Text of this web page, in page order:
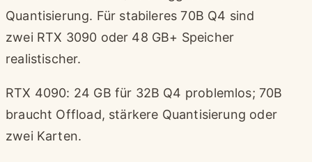
Quantisierung. Für stabileres 70B Q4 sind
zwei RTX 3090 oder 48 GB+ Speicher
realistischer.
RTX 4090: 24 GB für 32B Q4 problemlos; 70B
braucht Offload, stärkere Quantisierung oder
zwei Karten.